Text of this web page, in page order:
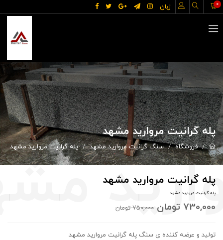
زبان 0
پله گرانیت مروارید مشهد
فروشگاه سنگ گرانیت مروارید مشهد پله گرانیت مروارید مشهد
پله گرانیت مروارید مشهد
پله گرانیت مروارید مشهد
730,000 تومان 750,000 تومان
تولید و عرضه کننده ی سنگ پله گرانیت مروارید مشهد